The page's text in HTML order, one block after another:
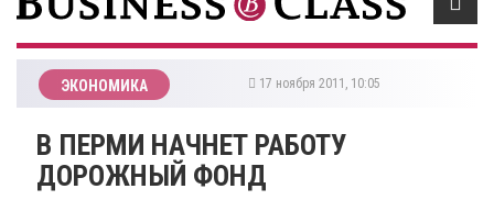
ЭКОНОМИКА 17 ноября 2011, 10:05
В ПЕРМИ НАЧНЕТ РАБОТУ
ДОРОЖНЫЙ ФОНД